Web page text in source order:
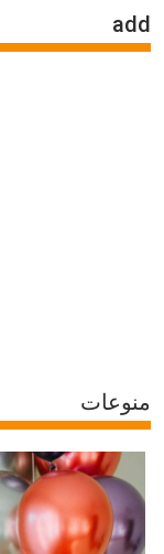
add
منوعات